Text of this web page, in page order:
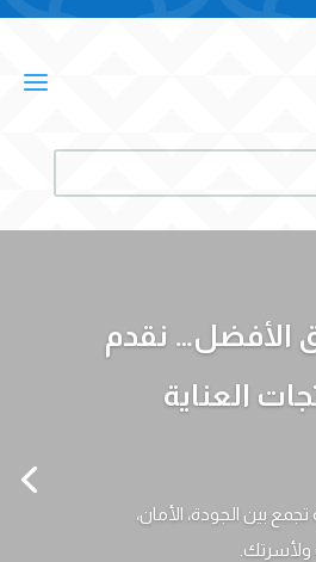
a
الأفضل… نقدم
العناية
بين الجودة، الأمان،
ولأسرتك.